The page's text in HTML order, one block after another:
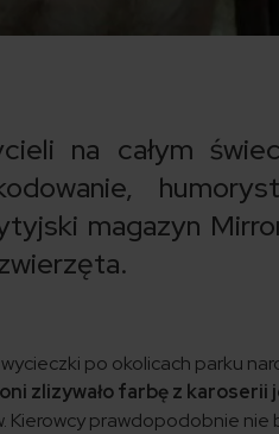
na całym
magazyn
po okolicach parku
zlizywało farbę z karoserii
Kierowcy prawdopodobnie nie